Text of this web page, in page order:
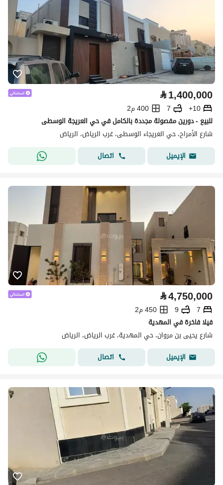
⃁1,400,000
10+
7
400 م2
للبيع - دورين مفصولة مجددة بالكامل في حي العريجة الوسطى
شارع الأمراح، حي العريجاء الوسطى، غرب الرياض، الرياض
الإيميل
اتصال
⃁4,750,000
7
9
450 م2
فيلا فاخرة في المهدية
شارع يحيى بن مروان، حي المهدية، غرب الرياض، الرياض
الإيميل
اتصال